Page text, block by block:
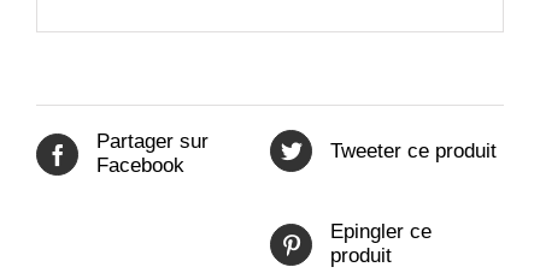
Partager sur
Facebook
Tweeter ce produit
Epingler ce
produit